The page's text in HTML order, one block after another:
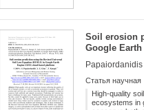
agriculture
atmospheric
address food
Soil erosion
Google
Papaiordanidis
Статья научная
High-quality
ecosystems in